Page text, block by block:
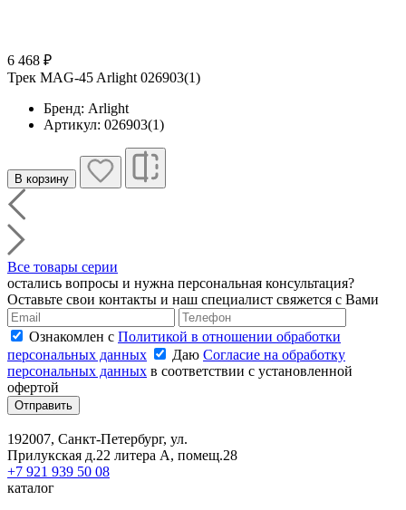
6 468 ₽
Трек MAG-45 Arlight 026903(1)
Бренд: Arlight
Артикул: 026903(1)
В корзину
Все товары серии
остались вопросы и нужна персональная консультация?
Оставьте свои контакты и наш специалист свяжется с Вами
Ознакомлен с Политикой в отношении обработки
персональных данных
Даю Согласие на обработку
персональных данных в соответствии с установленной
офертой
Отправить
192007, Санкт-Петербург, ул.
Прилукская д.22 литера А, помещ.28
+7 921 939 50 08
каталог